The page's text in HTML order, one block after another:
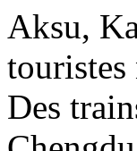
Aksu,
Des